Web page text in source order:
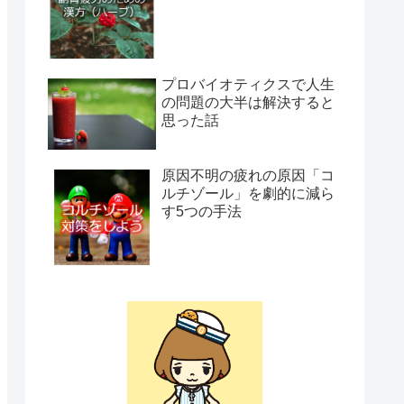
プロバイオティクスで人生
の問題の大半は解決すると
思った話
原因不明の疲れの原因「コ
ルチゾール」を劇的に減ら
す5つの手法